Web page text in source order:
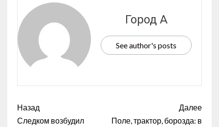
Город А
See author's posts
Назад
Следком возбудил
Далее
Поле, трактор, борозда: в